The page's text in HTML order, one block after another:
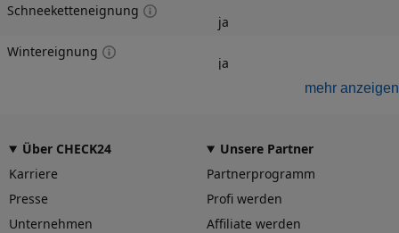
Schneeketteneignung
ja
Wintereignung
ja
Freigabe
Gutachten Link
-
mehr anzeigen
Über CHECK24
Karriere
Presse
Unternehmen
Unsere Partner
Partnerprogramm
Profi werden
Affiliate werden